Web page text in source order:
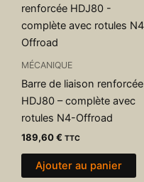
MÉCANIQUE
Barre de liaison renforcée
HDJ80 – complète avec
rotules N4-Offroad
189,60€ TTC
Ajouter au panier